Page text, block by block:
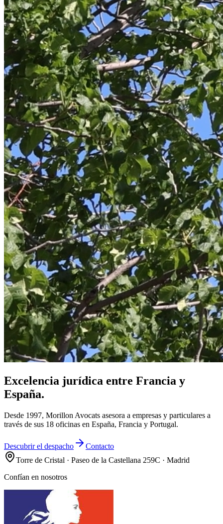
Excelencia jurídica entre Francia y
España.
Desde 1997, Morillon Avocats asesora a empresas y particulares a
través de sus 18 oficinas en España, Francia y Portugal.
Descubrir el despacho
Contacto
Torre de Cristal · Paseo de la Castellana 259C · Madrid
Confían en nosotros